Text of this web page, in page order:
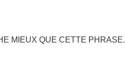
MIEUX QUE CETTE PHRASE.